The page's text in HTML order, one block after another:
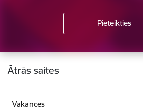
Kājene
Ātrās saites
Vakances